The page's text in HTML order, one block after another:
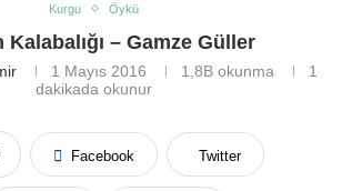
Kurgu Öykü
Kalabalığı – Gamze Güller
1 Mayıs 2016 1,8B okunma
1
dakikada okunur
Facebook Twitter